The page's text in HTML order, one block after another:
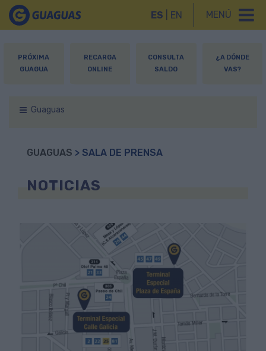
MENÚ
ES EN
PRÓXIMA
GUAGUA
RECARGA
ONLINE
CONSULTA
SALDO
¿A DÓNDE
VAS?
Guaguas
GUAGUAS > SALA DE PRENSA
NOTICIAS